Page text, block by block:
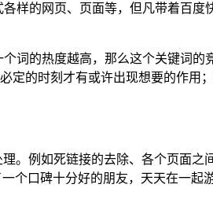
样的网页、页面等，但凡带着百
词的热度越高，那么这个关键词
定的时刻才有或许出现想要的作
。例如死链接的去除、各个页面
个口碑十分好的朋友，天天在一